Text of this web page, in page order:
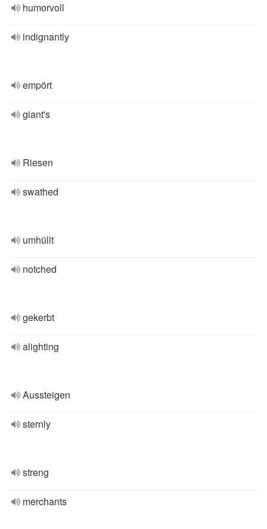
humorvoll
indignantly
empört
giant's
Riesen
swathed
umhüllt
notched
gekerbt
alighting
Aussteigen
sternly
streng
merchants